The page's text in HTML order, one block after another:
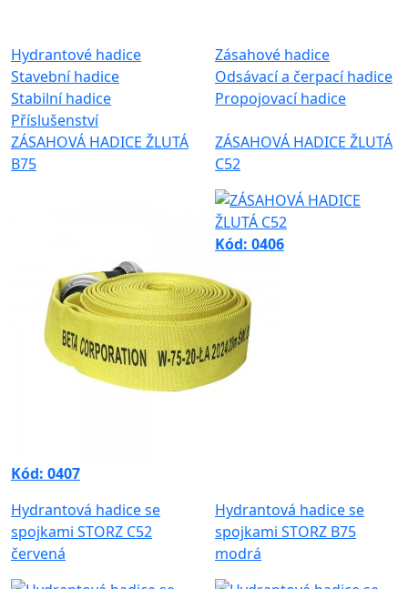
Hydrantové hadice
Zásahové hadice
Stavební hadice
Odsávací a čerpací hadice
Stabilní hadice
Propojovací hadice
Příslušenství
ZÁSAHOVÁ HADICE ŽLUTÁ
B75
Kód: 0407
ZÁSAHOVÁ HADICE ŽLUTÁ
C52
Kód: 0406
Hydrantová hadice se
spojkami STORZ C52
červená
Hydrantová hadice se
spojkami STORZ B75
modrá